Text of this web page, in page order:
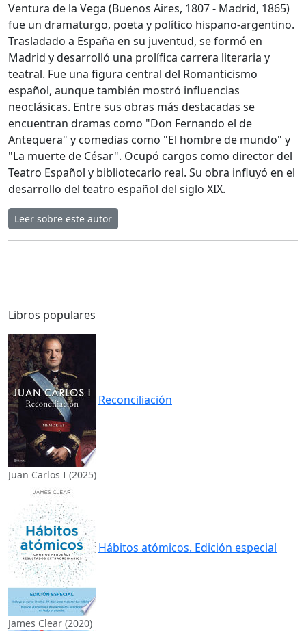
Ventura de la Vega (Buenos Aires, 1807 - Madrid, 1865)
fue un dramaturgo, poeta y político hispano-argentino.
Trasladado a España en su juventud, se formó en
Madrid y desarrolló una prolífica carrera literaria y
teatral. Fue una figura central del Romanticismo
español, aunque también mostró influencias
neoclásicas. Entre sus obras más destacadas se
encuentran dramas como "Don Fernando el de
Antequera" y comedias como "El hombre de mundo" y
"La muerte de César". Ocupó cargos como director del
Teatro Español y bibliotecario real. Su obra influyó en el
desarrollo del teatro español del siglo XIX.
Leer sobre este autor
Libros populares
Reconciliación
Juan Carlos I (2025)
Hábitos atómicos. Edición especial
James Clear (2020)